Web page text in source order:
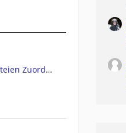
GPSMap 66ST Kartendateien Zuordnen